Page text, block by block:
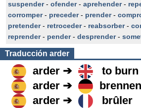
suspender- ofender- aprehender-
corromper- preceder- prender-
pretender- retroceder- reabsorber-
reprender- pender- desprender-
Traducción arder
arder ➔
to burn
arder ➔
brennen
arder ➔
brûler